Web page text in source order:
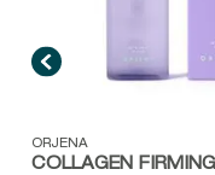
Vista rápida
ORJENA
COLLAGEN